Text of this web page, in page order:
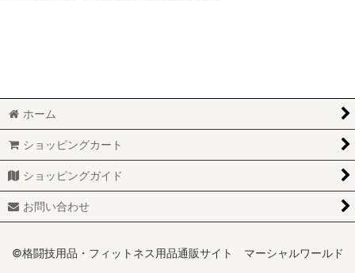
少林寺拳法
サンボ
レスリング
MARTIAL WORLD
ホーム
ショッピングカート
ショッピングガイド
お問い合わせ
©格闘技用品・フィットネス用品通販サイト マーシャルワールド